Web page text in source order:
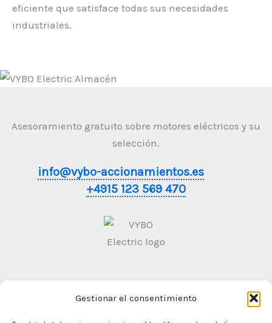
Gestionar el consentimiento
eficiente que satisface todas sus necesidades
industriales.
Asesoramiento gratuito sobre motores eléctricos y su
selección.
info@vybo-accionamientos.es
+4915 123 569 470
Politica de